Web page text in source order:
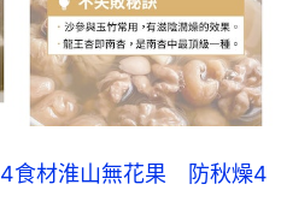
食材淮山無花果 防秋燥4